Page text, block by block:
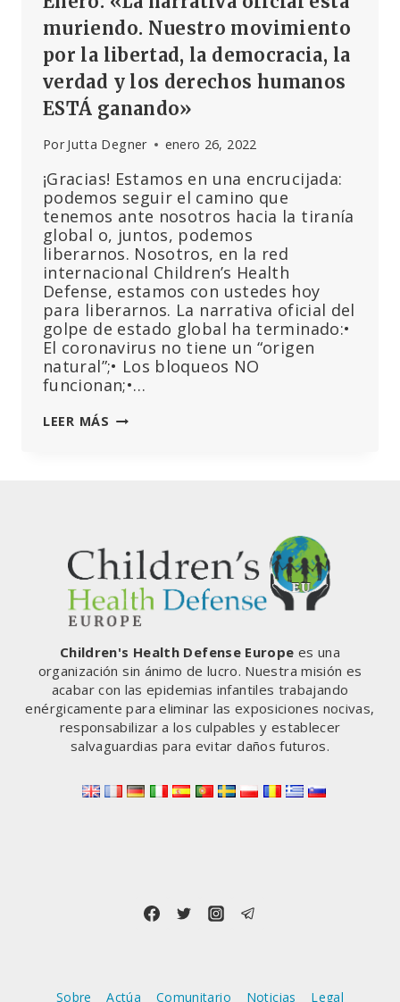
muriendo. Nuestro movimiento
por la libertad, la democracia, la
verdad y los derechos humanos
ESTÁ ganando»
Por Jutta Degner enero 26, 2022
¡Gracias! Estamos en una encrucijada:
podemos seguir el camino que
tenemos ante nosotros hacia la tiranía
global o, juntos, podemos
liberarnos. Nosotros, en la red
internacional Children’s Health
Defense, estamos con ustedes hoy
para liberarnos. La narrativa oficial del
golpe de estado global ha terminado:•
El coronavirus no tiene un “origen
natural”;• Los bloqueos NO
funcionan;•…
LEER MÁS MARY
NARRATIVA
OFICIAL
ESTÁ
MURIENDO.
NUESTRO
MOVIMIENTO
POR
LA
LIBERTAD,
LA
DEMOCRACIA,
LA
Y
Children's Health Defense Europe es una
organización sin ánimo de lucro. Nuestra misión es
acabar con las epidemias infantiles trabajando
enérgicamente para eliminar las exposiciones nocivas,
responsabilizar a los culpables y establecer
salvaguardias para evitar daños futuros.
Sobre Actúa Comunitario Noticias Legal